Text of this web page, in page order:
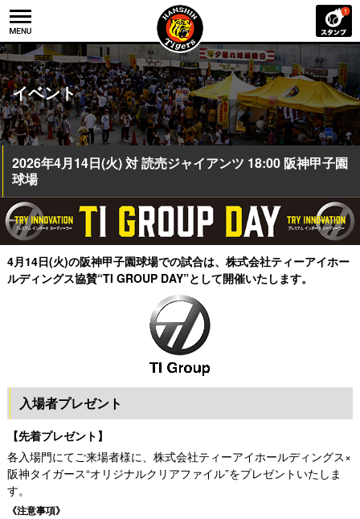
イベント
2026年4月14日(火) 対 読売ジャイアンツ 18:00 阪神甲子園
球場
4月14日(火)の阪神甲子園球場での試合は、 株式会社ティーアイホー
ルディングス協賛“TI GROUP DAY”として開催いたします。
入場者プレゼント
【先着プレゼント】
各入場門にてご来場者様に、株式会社ティーアイホールディングス×
阪神タイガース“オリジナルクリアファイル”をプレゼントいたしま
す。
《注意事項》